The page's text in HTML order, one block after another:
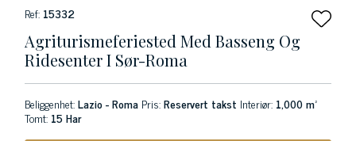
Ref: 15332
Agriturismeferiested Med Basseng Og
Ridesenter I Sør-Roma
Beliggenhet:Lazio - Roma Pris:Reservert takst Interiør: 1,000 m²
Tomt: 15 Har